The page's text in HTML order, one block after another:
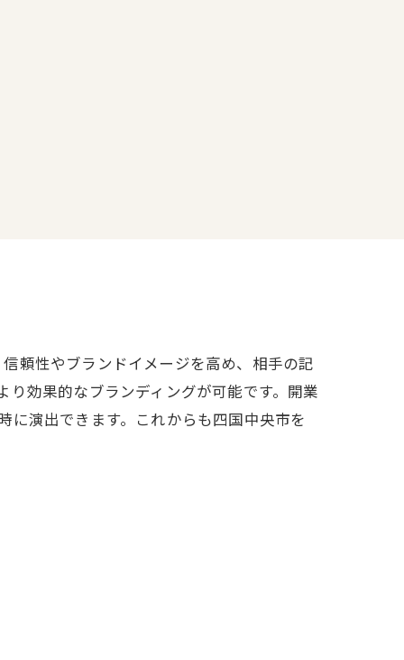
頼性やブランドイメージを高め、相手の記
効果的なブランディングが可能です。開業
演出できます。これからも四国中央市を